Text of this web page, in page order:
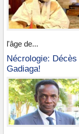
l'âge de...
Nécrologie:
Gadiaga!